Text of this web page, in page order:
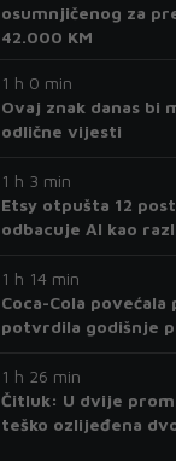
osumnjičenog za
42.000 KM
1 h 0 min
Ovaj znak danas bi
odlične vijesti
1 h 3 min
Etsy otpušta 12
odbacuje AI kao
1 h 14 min
Coca-Cola povećala
potvrdila godišnje
1 h 26 min
Čitluk: U dvije
teško ozlijeđena